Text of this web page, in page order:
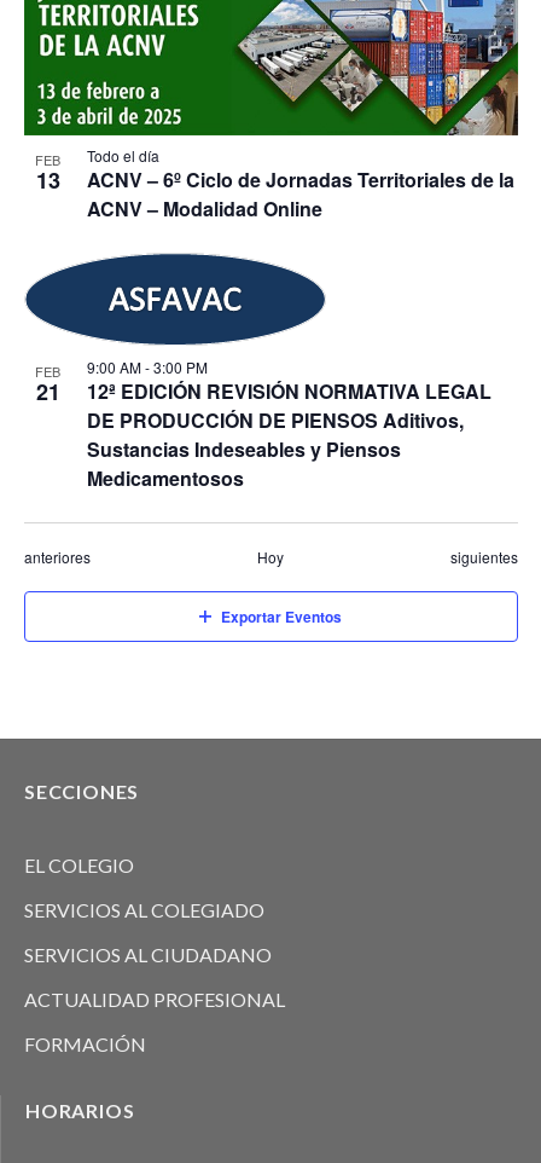
FEB
13
Todo el día
ACNV – 6º Ciclo de Jornadas Territoriales de la
ACNV – Modalidad Online
FEB
21
9:00 AM-3:00 PM
12ª EDICIÓN REVISIÓN NORMATIVA LEGAL
DE PRODUCCIÓN DE PIENSOS Aditivos,
Sustancias Indeseables y Piensos
Medicamentosos
Eventos
anteriores Hoy Eventos
siguientes
Exportar Eventos
SECCIONES
EL COLEGIO
SERVICIOS AL COLEGIADO
SERVICIOS AL CIUDADANO
ACTUALIDAD PROFESIONAL
FORMACIÓN
HORARIOS